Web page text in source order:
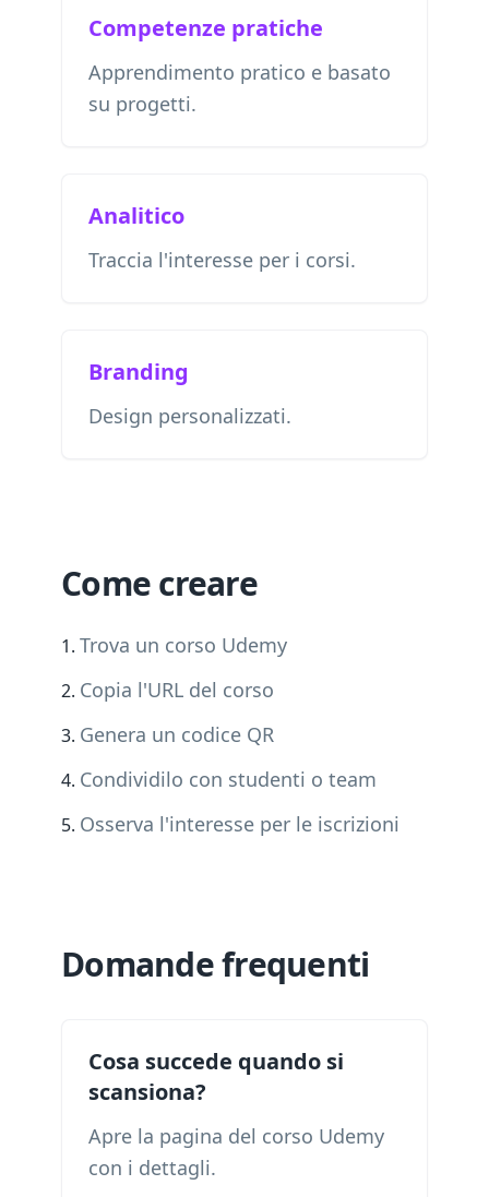
Competenze pratiche
Apprendimento pratico e basato
su progetti.
Analitico
Traccia l'interesse per i corsi.
Branding
Design personalizzati.
Come creare
Trova un corso Udemy
Copia l'URL del corso
Genera un codice QR
Condividilo con studenti o team
Osserva l'interesse per le iscrizioni
Domande frequenti
Cosa succede quando si
scansiona?
Apre la pagina del corso Udemy
con i dettagli.